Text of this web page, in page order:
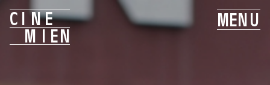
C INE
M I EN
MENU